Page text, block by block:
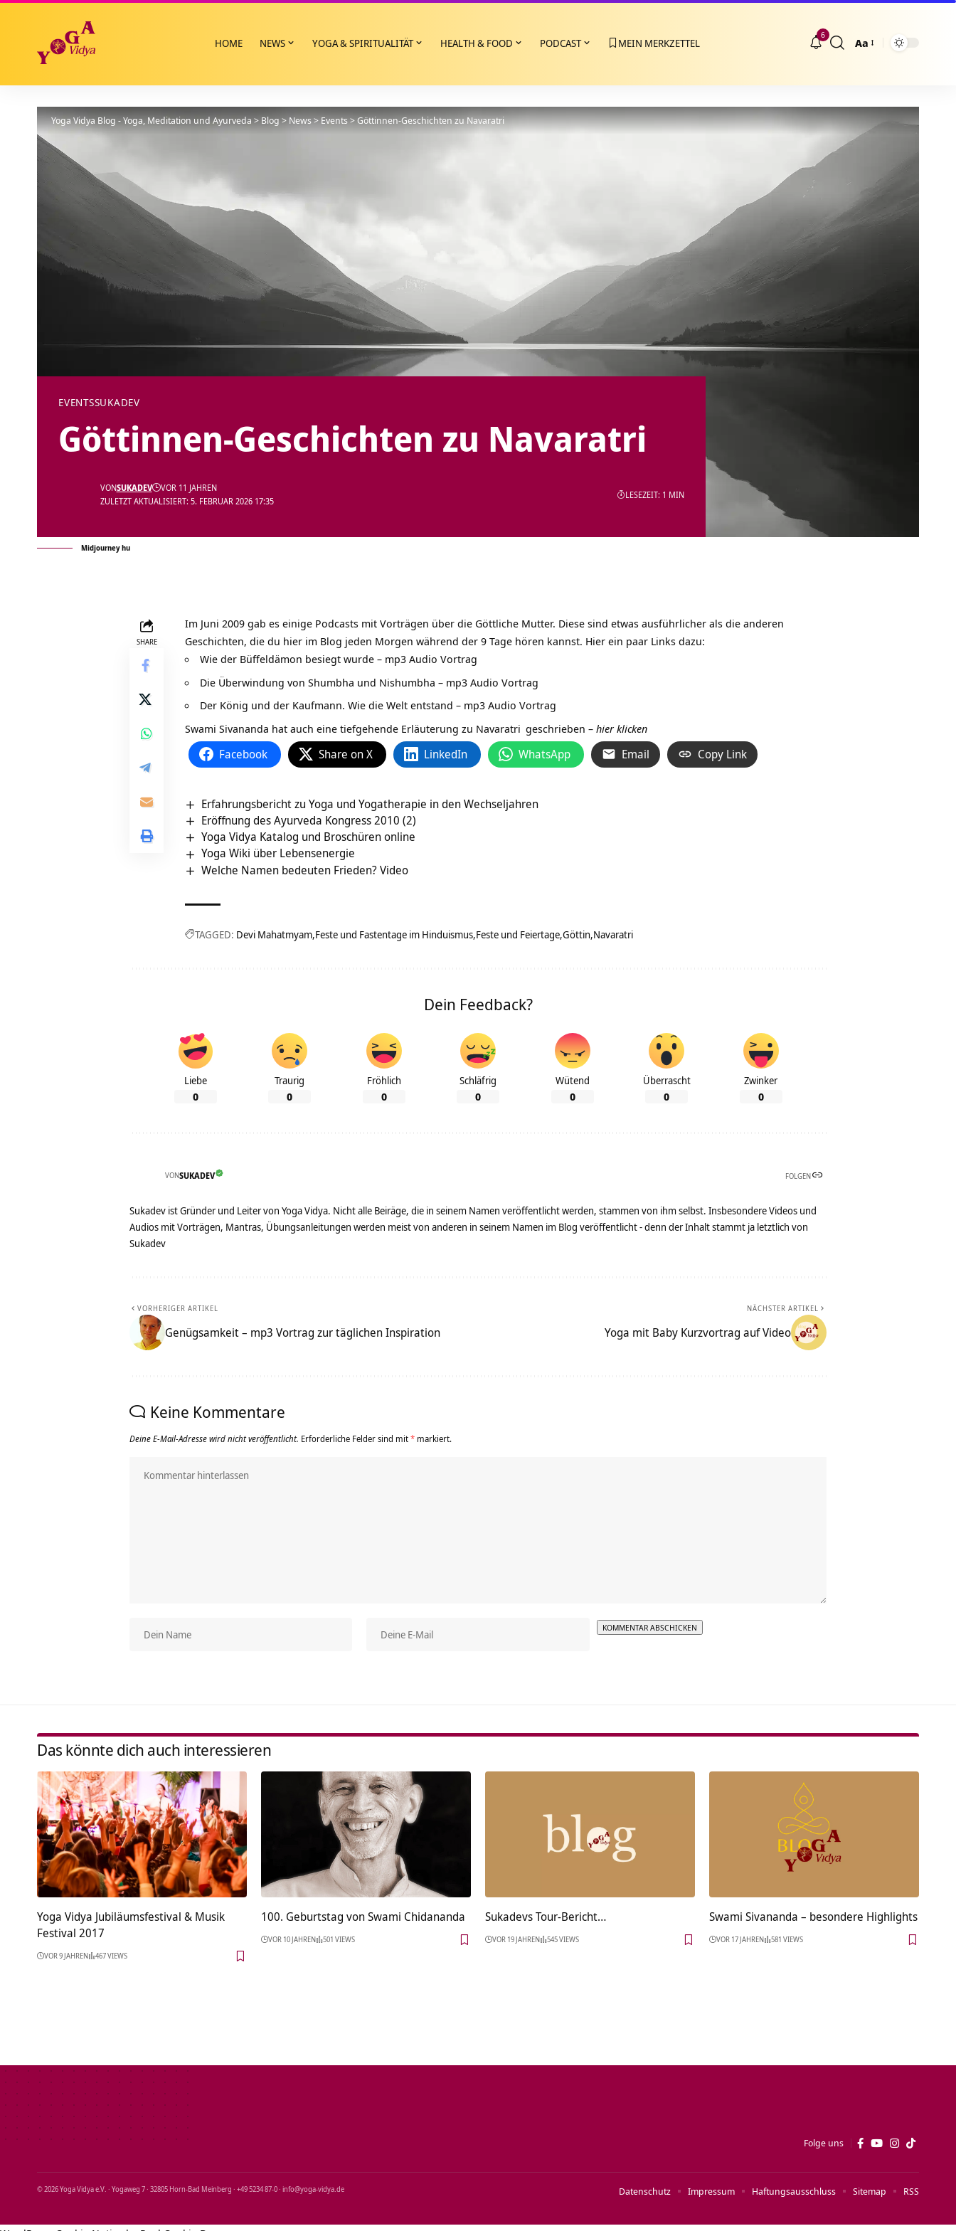
HOME NEWS YOGA & SPIRITUALITÄT HEALTH & FOOD PODCAST MEIN MERKZETTEL
6
Größenänderung
Aa
Yoga Vidya Blog - Yoga, Meditation und Ayurveda> Blog> News>Events>Göttinnen-Geschichten zu Navaratri
EVENTSSUKADEV
Göttinnen-Geschichten zu Navaratri
ZULETZT AKTUALISIERT: 5. FEBRUAR 2026 17:35
VONSUKADEV VOR 11 JAHREN
LESEZEIT: 1 MIN
Midjourney hu
SHARE
Im Juni 2009 gab es einige Podcasts mit Vorträgen über die Göttliche Mutter. Diese sind etwas ausführlicher als die anderen
Geschichten, die du hier im Blog jeden Morgen während der 9 Tage hören kannst. Hier ein paar Links dazu:
Wie der Büffeldämon besiegt wurde – mp3 Audio Vortrag
Die Überwindung von Shumbha und Nishumbha – mp3 Audio Vortrag
Der König und der Kaufmann. Wie die Welt entstand – mp3 Audio Vortrag
Swami Sivananda hat auch eine tiefgehende Erläuterung zu Navaratri geschrieben – hier klicken
Facebook Share on X LinkedIn WhatsApp Email Copy Link
Erfahrungsbericht zu Yoga und Yogatherapie in den Wechseljahren
Eröffnung des Ayurveda Kongress 2010 (2)
Yoga Vidya Katalog und Broschüren online
Yoga Wiki über Lebensenergie
Welche Namen bedeuten Frieden? Video
TAGGED: Devi Mahatmyam Feste und Fastentage im Hinduismus Feste und Feiertage Göttin Navaratri
Dein Feedback?
Liebe
0
Traurig
0
Fröhlich
0
Schläfrig
0
Wütend
0
Überrascht
0
Zwinker
0
VONSUKADEV FOLGEN
Sukadev ist Gründer und Leiter von Yoga Vidya. Nicht alle Beiräge, die in seinem Namen veröffentlicht werden, stammen von ihm selbst. Insbesondere Videos und
Audios mit Vorträgen, Mantras, Übungsanleitungen werden meist von anderen in seinem Namen im Blog veröffentlicht - denn der Inhalt stammt ja letztlich von
Sukadev
VORHERIGER ARTIKEL
Genügsamkeit – mp3 Vortrag zur täglichen Inspiration
NÄCHSTER ARTIKEL
Yoga mit Baby Kurzvortrag auf Video
Keine Kommentare
Deine E-Mail-Adresse wird nicht veröffentlicht. Erforderliche Felder sind mit* markiert.
Das könnte dich auch interessieren
Yoga Vidya Jubiläumsfestival & Musik
Festival 2017
VOR 9 JAHREN 467 VIEWS
100. Geburtstag von Swami Chidananda
VOR 10 JAHREN 501 VIEWS
Sukadevs Tour-Bericht…
VOR 19 JAHREN 545 VIEWS
Swami Sivananda – besondere Highlights
VOR 17 JAHREN 581 VIEWS
Folge uns
© 2026 Yoga Vidya e.V. · Yogaweg 7 · 32805 Horn‑Bad Meinberg · +49 5234 87‑0 · info@yoga‑vidya.de Datenschutz Impressum Haftungsausschluss Sitemap RSS